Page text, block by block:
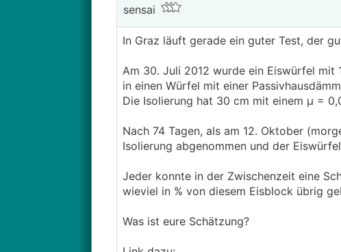
sensai
In Graz läuft gerade ein guter Test, der
Am 30. Juli 2012 wurde ein Eiswürfel mit
in einen Würfel mit einer
Die Isolierung hat 30 cm mit einem µ =
Nach 74 Tagen, als am 12. Oktober
Isolierung abgenommen und der
Jeder konnte in der Zwischenzeit eine
wieviel in % von diesem Eisblock übrig
Was ist eure Schätzung?